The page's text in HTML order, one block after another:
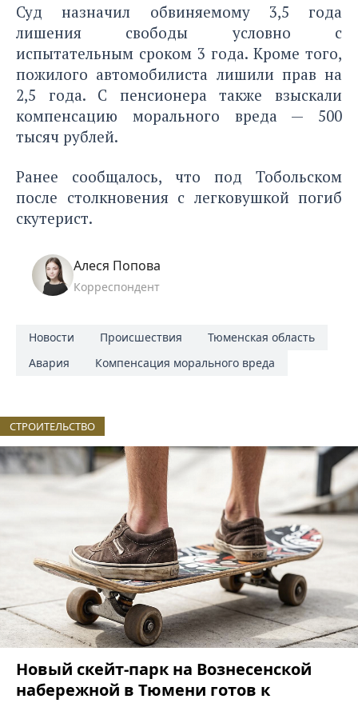
Суд назначил обвиняемому 3,5 года
лишения свободы условно с
испытательным сроком 3 года. Кроме того,
пожилого автомобилиста лишили прав на
2,5 года. С пенсионера также взыскали
компенсацию морального вреда — 500
тысяч рублей.
Ранее сообщалось, что под Тобольском
после столкновения с легковушкой погиб
скутерист.
Алеся Попова
Корреспондент
Новости Происшествия
Тюменская область
Авария
Компенсация морального вреда
СТРОИТЕЛЬСТВО
Новый скейт-парк на Вознесенской
набережной в Тюмени готов к